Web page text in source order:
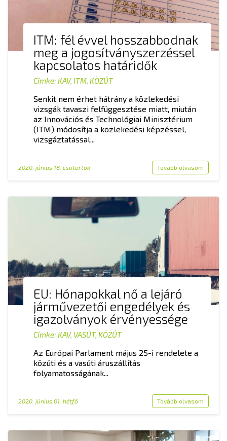
ITM: fél évvel hosszabbodnak
meg a jogosítványszerzéssel
kapcsolatos határidők
Címke: KAV, ITM, KÖZÚT
Senkit nem érhet hátrány a közlekedési
vizsgák tavaszi felfüggesztése miatt, miután
az Innovációs és Technológiai Minisztérium
(ITM) módosítja a közlekedési képzéssel,
vizsgáztatással...
2020. június 18. csütörtök Tovább olvasom
EU: Hónapokkal nő a lejáró
járművezetői engedélyek és
igazolványok érvényessége
Címke: KAV, VASÚT, KÖZÚT
Az Európai Parlament május 25-i rendelete a
közúti és a vasúti áruszállítás
folyamatosságának...
2020. június 01. hétfő Tovább olvasom